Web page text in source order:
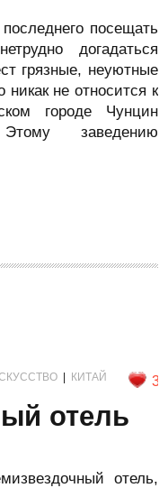
посещать
догадаться
грязные, неуютные
не относится к
городе Чунцин
заведению
КИТАЙ 3
отель
отель,